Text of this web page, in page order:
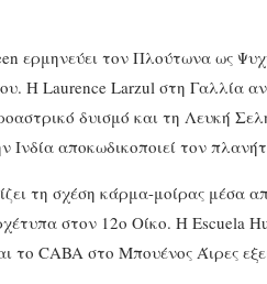
ερμηνεύει τον Πλούτωνα ως
Η Laurence Larzul στη Γαλλία
δυισμό και τη Λευκή
Ινδία αποκωδικοποιεί τον
τη σχέση κάρμα-μοίρας μέσα
στον 12ο Οίκο. Η Escuela
το CABA στο Μπουένος Άιρες